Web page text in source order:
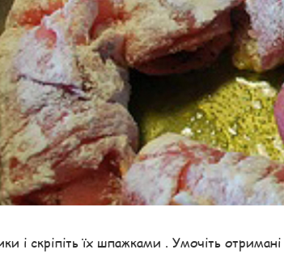
і скріпіть їх шпажками . Умочіть